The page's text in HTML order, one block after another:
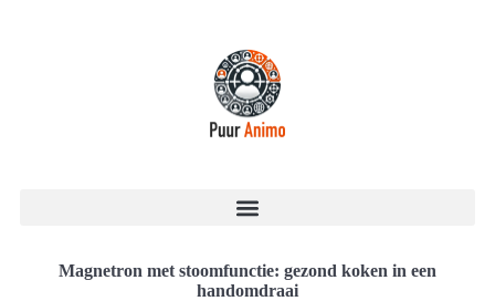
Magnetron met stoomfunctie: gezond koken in een
handomdraai